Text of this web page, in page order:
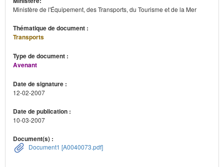
Ministère de l'Équipement, des Transports, du Tourisme et de la Mer
Thématique de document :
Transports
Type de document :
Avenant
Date de signature :
12-02-2007
Date de publication :
10-03-2007
Document(s) :
Document1 [A0040073.pdf]